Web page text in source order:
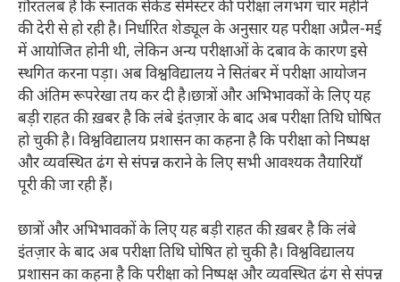
ग़ौरतलब है कि स्नातक सेकेंड सेमेस्टर की परीक्षा लगभग चार महीने
की देरी से हो रही है। निर्धारित शेड्यूल के अनुसार यह परीक्षा अप्रैल-मई
में आयोजित होनी थी, लेकिन अन्य परीक्षाओं के दबाव के कारण इसे
स्थगित करना पड़ा। अब विश्वविद्यालय ने सितंबर में परीक्षा आयोजन
की अंतिम रूपरेखा तय कर दी है।छात्रों और अभिभावकों के लिए यह
बड़ी राहत की ख़बर है कि लंबे इंतज़ार के बाद अब परीक्षा तिथि घोषित
हो चुकी है। विश्वविद्यालय प्रशासन का कहना है कि परीक्षा को निष्पक्ष
और व्यवस्थित ढंग से संपन्न कराने के लिए सभी आवश्यक तैयारियाँ
पूरी की जा रही हैं।
छात्रों और अभिभावकों के लिए यह बड़ी राहत की ख़बर है कि लंबे
इंतज़ार के बाद अब परीक्षा तिथि घोषित हो चुकी है। विश्वविद्यालय
प्रशासन का कहना है कि परीक्षा को निष्पक्ष और व्यवस्थित ढंग से संपन्न